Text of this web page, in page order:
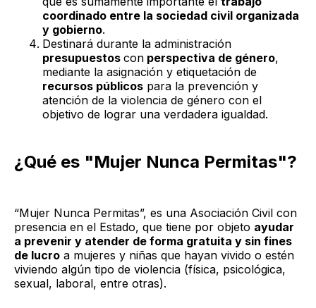
coordinado entre la sociedad civil organizada
y gobierno.
Destinará durante la administración
presupuestos con perspectiva de género,
mediante la asignación y etiquetación de
recursos públicos para la prevención y
atención de la violencia de género con el
objetivo de lograr una verdadera igualdad.
¿Qué es "Mujer Nunca Permitas"?
“Mujer Nunca Permitas”, es una Asociación Civil con
presencia en el Estado, que tiene por objeto ayudar
a prevenir y atender de forma gratuita y sin fines
de lucro a mujeres y niñas que hayan vivido o estén
viviendo algún tipo de violencia (física, psicológica,
sexual, laboral, entre otras).